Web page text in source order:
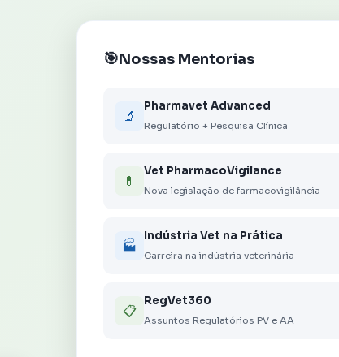
Nossas Mentorias
🔬
Pharmavet Advanced
Regulatório + Pesquisa Clínica
💊
Vet PharmacoVigilance
Nova legislação de farmacovigilância
🏭
Indústria Vet na Prática
Carreira na indústria veterinária
📋
RegVet360
Assuntos Regulatórios PV e AA